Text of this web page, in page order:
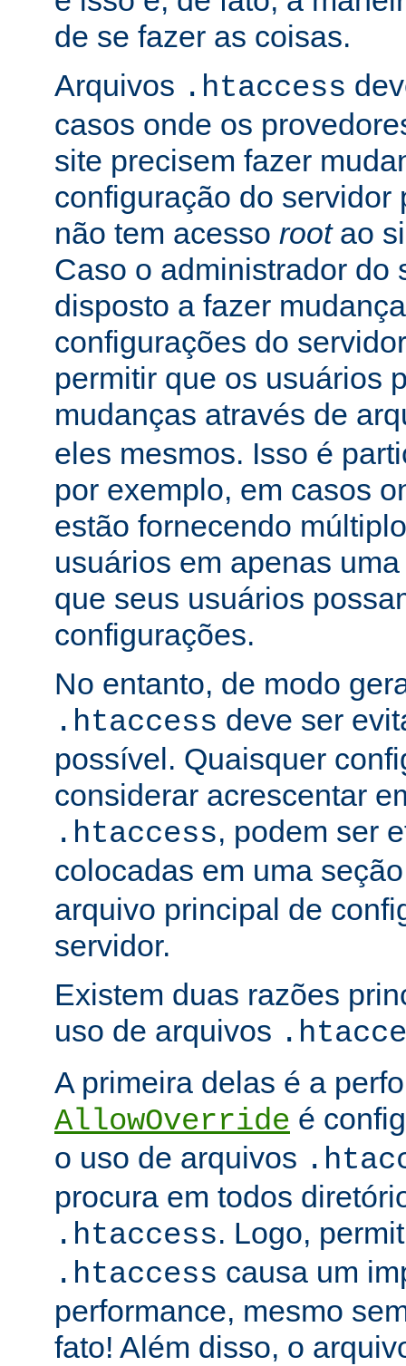
de se fazer as coisas.
Arquivos .htaccess
casos onde os
site precisem fazer
configuração do servidor
não tem acesso rootao
Caso o administrador do
disposto a fazer
configurações do
permitir que os usuários
mudanças através de
eles mesmos. Isso é
por exemplo, em casos
estão fornecendo
usuários em apenas
que seus usuários
configurações.
No entanto, de modo
.htaccess deve ser
possível. Quaisquer
considerar acrescentar
.htaccess, podem ser
colocadas em uma
arquivo principal de
servidor.
Existem duas razões
uso de arquivos
A primeira delas é a
AllowOverride é
o uso de arquivos
procura em todos
.htaccess. Logo,
.htaccess causa um
performance, mesmo
fato! Além disso, o